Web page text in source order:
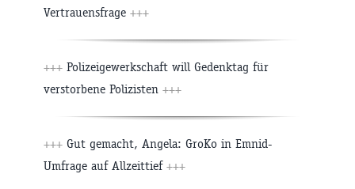
Vertrauensfrage +++
+++ Polizeigewerkschaft will Gedenktag für
verstorbene Polizisten +++
+++ Gut gemacht, Angela: GroKo in Emnid-
Umfrage auf Allzeittief +++